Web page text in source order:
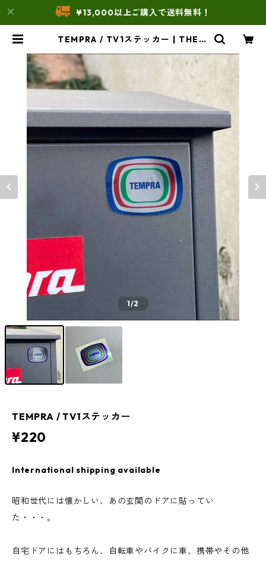
¥13,000以上ご購入で送料無料！
TEMPRA / TV1ステッカー | THE U
1/2
TEMPRA / TV1ステッカー
¥220
International shipping available
昭和世代には懐かしい、あの玄関のドアに貼ってい
た・・・。
自宅ドアにはもちろん、自転車やバイクに車、携帯やその他